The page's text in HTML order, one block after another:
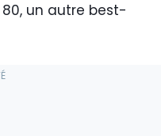
80, un autre best-